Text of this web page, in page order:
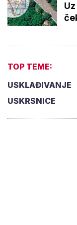
TOP TEME:
USKLAĐIVANJE
USKRSNICE